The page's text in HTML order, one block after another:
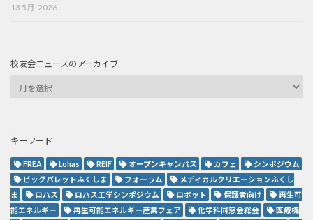
13 5月, 2026
校友会ニュースのアーカイブ
キーワード
FREA Lohas REIF オープンキャンパス カフェ
シンポジウム
ビッグパレットふくしま
フォーラム
メディカルクリエーションふくし
ま
ロハス ロハス工学シンポジウム ロボット 保護者向け
再生可
能エネルギー
再生可能エネルギー産業フェア 化学科同窓会総会
医療機